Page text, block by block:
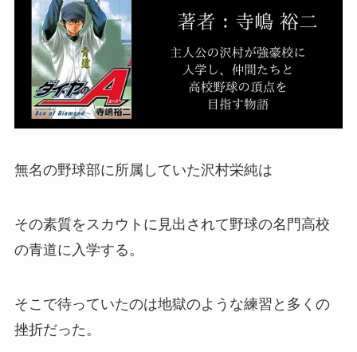
無名の野球部に所属していた沢村栄純は
その素質をスカウトに見出されて野球の名門高校
の青道に入学する。
そこで待っていたのは地獄のような練習と多くの
挫折だった。